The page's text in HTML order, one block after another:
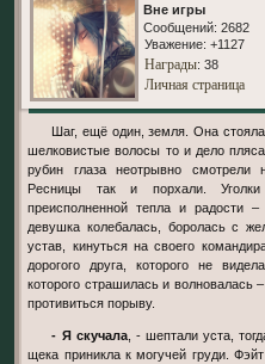
Вне игры
Сообщений: 2682
Уважение: +1127
Награды: 38
Личная страница
Шаг, ещё один, земля. Она стояла на фоне стальной птицы. Тёмные
шелковистые волосы то и дело
рубин глаза неотрывно
Ресницы так и порхали.
преисполненной тепла и радости
девушка колебалась, боролась с
устав, кинуться на своего
дорогого друга, которого не
которого страшилась и волновалась
противиться порыву.
- Я скучала, - шептали уста,
щека приникла к могучей груди.